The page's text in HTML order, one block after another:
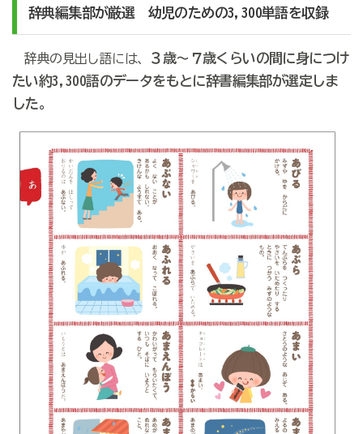
辞典編集部が厳選 幼児のための3,300単語を収録
辞典の見出し語には、
３歳～７歳くらいの間に身につけ
たい約3,300語のデータをもとに辞書編集部が選定しま
した。